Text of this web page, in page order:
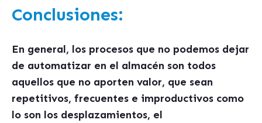
Conclusiones:
En general, los procesos que no podemos dejar
de automatizar en el almacén son todos
aquellos que no aporten valor, que sean
repetitivos, frecuentes e improductivos como
lo son los desplazamientos, el